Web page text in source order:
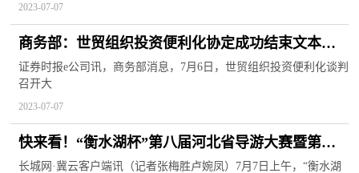
2023-07-07
商务部：世贸组织投资便利化协定成功结束文本谈
判
证券时报e公司讯，商务部消息，7月6日，世贸组织投资便利化谈判
召开大
2023-07-07
快来看！“衡水湖杯”第八届河北省导游大赛暨第五
届全国导游大赛选拔赛总决赛获奖名单揭晓啦
长城网·冀云客户端讯（记者张梅胜卢婉凤）7月7日上午，“衡水湖